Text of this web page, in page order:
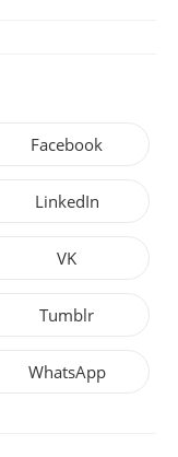
Facebook
LinkedIn
VK
Tumblr
WhatsApp